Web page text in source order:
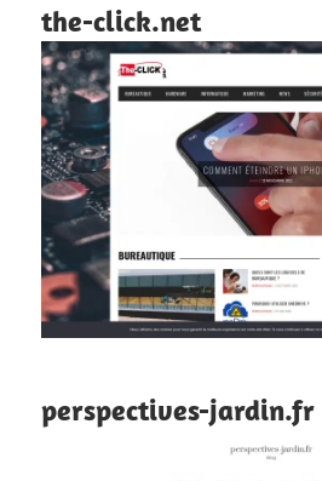
the-click.net
perspectives-jardin.fr